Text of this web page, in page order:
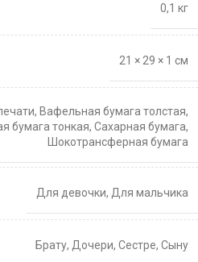
0,1 кг
21 × 29 × 1 см
, Вафельная бумага толстая,
бумага тонкая, Сахарная бумага,
Шокотрансферная бумага
Для девочки, Для мальчика
Брату, Дочери, Сестре, Сыну